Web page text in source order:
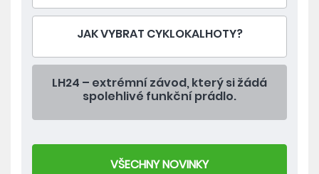
JAK VYBRAT CYKLOKALHOTY?
LH24 – extrémní závod, který si žádá
spolehlivé funkční prádlo.
VŠECHNY NOVINKY